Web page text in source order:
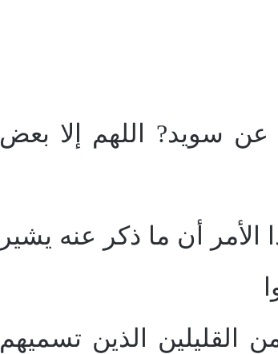
عن سويد? اللهم إلا بعض
أن ما ذكر عنه يشير
القليلين الذين تسميهم